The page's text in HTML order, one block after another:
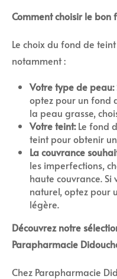
Comment choisir le bon
Le choix du fond de
notamment :
Votre type de peau:
optez pour un fond
la peau grasse,
Votre teint:Le fond
teint pour obtenir
La couvrance
les imperfections,
haute couvrance.
naturel, optez pour
légère.
Découvrez notre
Parapharmacie
Chez Parapharmacie